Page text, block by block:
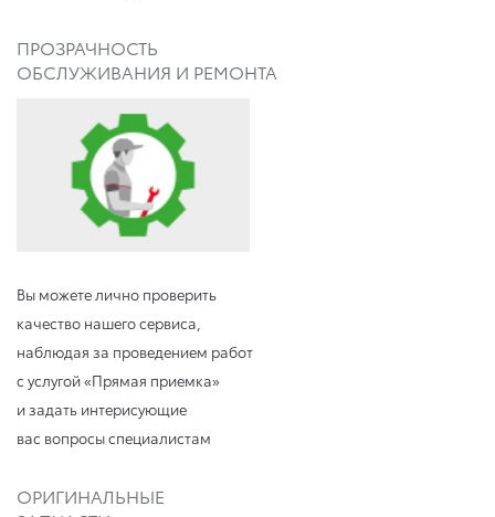
ПРОЗРАЧНОСТЬ
ОБСЛУЖИВАНИЯ И РЕМОНТА
Вы можете лично проверить
качество нашего сервиса,
наблюдая за проведением работ
с услугой «Прямая приемка»
и задать интерисующие
вас вопросы специалистам
ОРИГИНАЛЬНЫЕ